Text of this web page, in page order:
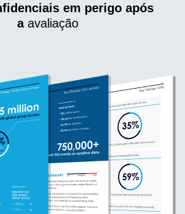
em perigo após
aavaliação